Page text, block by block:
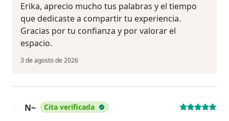
Erika, aprecio mucho tus palabras y el tiempo
que dedicaste a compartir tu experiencia.
Gracias por tu confianza y por valorar el
espacio.
3 de agosto de 2026
N~ Cita verificada